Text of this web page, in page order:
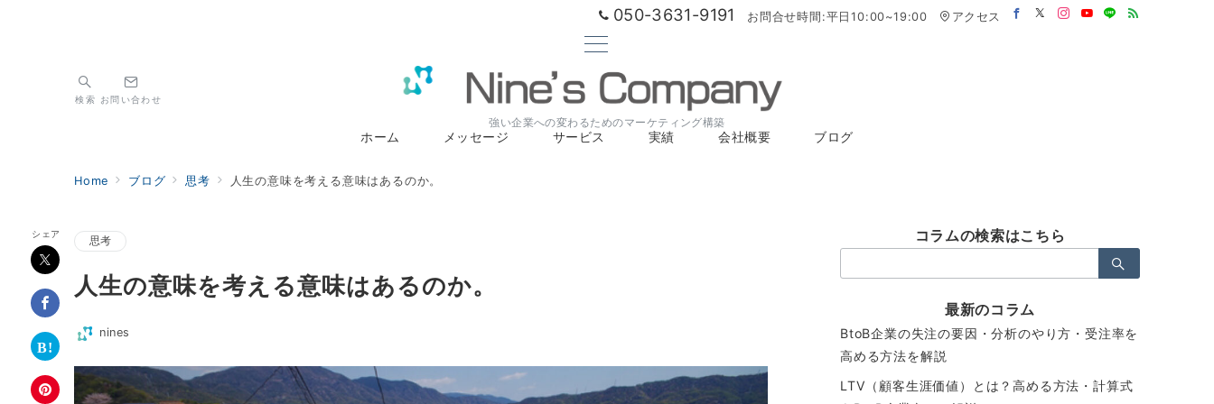
050-3631-9191 お問合せ時間:平日10:00~19:00 アクセス
強い企業への変わるためのマーケティング構築
検索 お問い合わせ
ホーム メッセージ サービス 実績 会社概要 ブログ
Home ブログ 思考 人生の意味を考える意味はあるのか。
シェア
思考
人生の意味を考える意味はあるのか。
nines
コラムの検索はこちら
索：
最新のコラム
BtoB企業の失注の要因・分析のやり方・受注率を
高める方法を解説
LTV（顧客生涯価値）とは？高める方法・計算式